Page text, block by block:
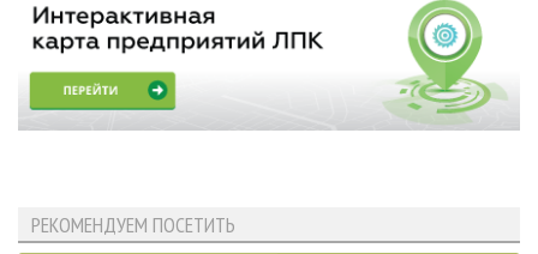
РЕКОМЕНДУЕМ ПОСЕТИТЬ